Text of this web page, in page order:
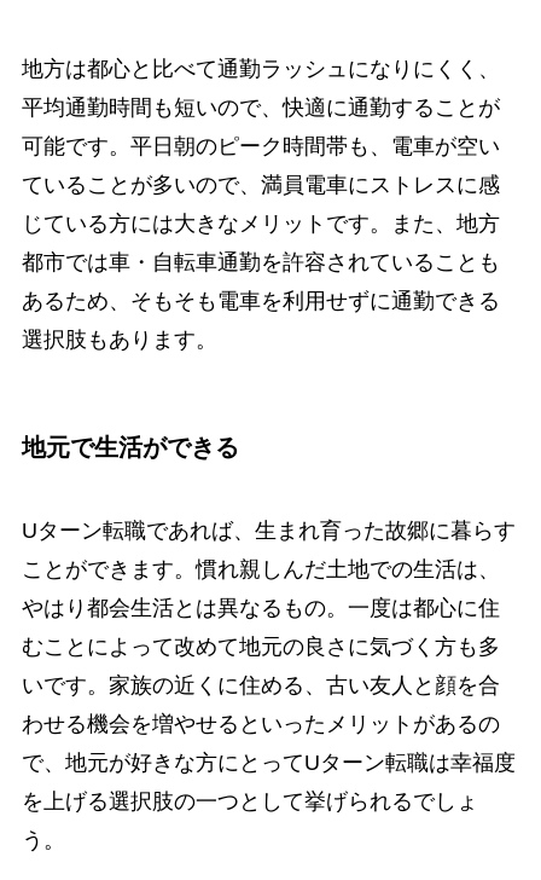
地方は都心と比べて通勤ラッシュになりにくく、
平均通勤時間も短いので、快適に通勤することが
可能です。平日朝のピーク時間帯も、電車が空い
ていることが多いので、満員電車にストレスに感
じている方には大きなメリットです。また、地方
都市では車・自転車通勤を許容されていることも
あるため、そもそも電車を利用せずに通勤できる
選択肢もあります。
地元で生活ができる
Uターン転職であれば、生まれ育った故郷に暮らす
ことができます。慣れ親しんだ土地での生活は、
やはり都会生活とは異なるもの。一度は都心に住
むことによって改めて地元の良さに気づく方も多
いです。家族の近くに住める、古い友人と顔を合
わせる機会を増やせるといったメリットがあるの
で、地元が好きな方にとってUターン転職は幸福度
を上げる選択肢の一つとして挙げられるでしょ
う。